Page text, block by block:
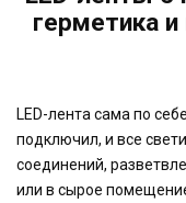
герметика и
LED-лента сама по
подключил, и все
соединений,
или в сырое